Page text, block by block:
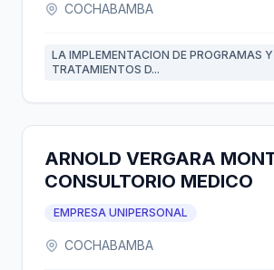
COCHABAMBA
LA IMPLEMENTACION DE PROGRAMAS Y
TRATAMIENTOS D...
ARNOLD VERGARA
CONSULTORIO MEDICO
EMPRESA UNIPERSONAL
COCHABAMBA